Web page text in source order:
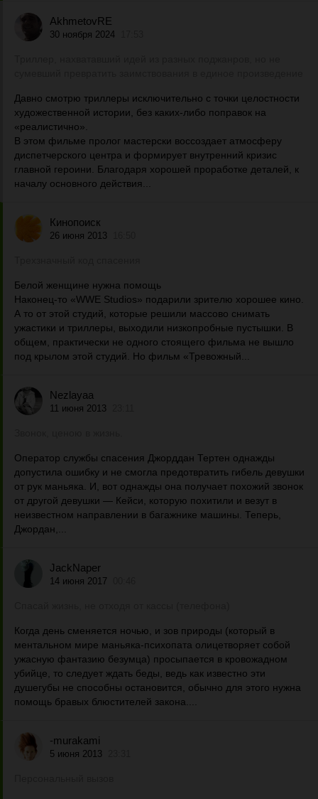
AkhmetovRE
30 ноября 2024
Давно смотрю триллеры исключительно с точки целостности
художественной истории, без каких-либо поправок на
«реалистично».
В этом фильме пролог мастерски воссоздает атмосферу
диспетчерского центра и формирует внутренний кризис
главной героини. Благодаря хорошей проработке деталей, к
началу основного действия...
Кинопоиск
26 июня 2013
Белой женщине нужна помощь
Наконец-то «WWE Studios» подарили зрителю хорошее кино.
А то от этой студий, которые решили массово снимать
ужастики и триллеры, выходили низкопробные пустышки. В
общем, практически не одного стоящего фильма не вышло
под крылом этой студий. Но фильм «Тревожный...
Nezlayaa
11 июня 2013
Оператор службы спасения Джорддан Тертен однажды
допустила ошибку и не смогла предотвратить гибель девушки
от рук маньяка. И, вот однажды она получает похожий звонок
от другой девушки — Кейси, которую похитили и везут в
неизвестном направлении в багажнике машины. Теперь,
Джордан,...
JackNaper
14 июня 2017
Когда день сменяется ночью, и зов природы (который в
ментальном мире маньяка-психопата олицетворяет собой
ужасную фантазию безумца) просыпается в кровожадном
убийце, то следует ждать беды, ведь как известно эти
душегубы не способны остановится, обычно для этого нужна
помощь бравых блюстителей закона....
-murakami
5 июня 2013